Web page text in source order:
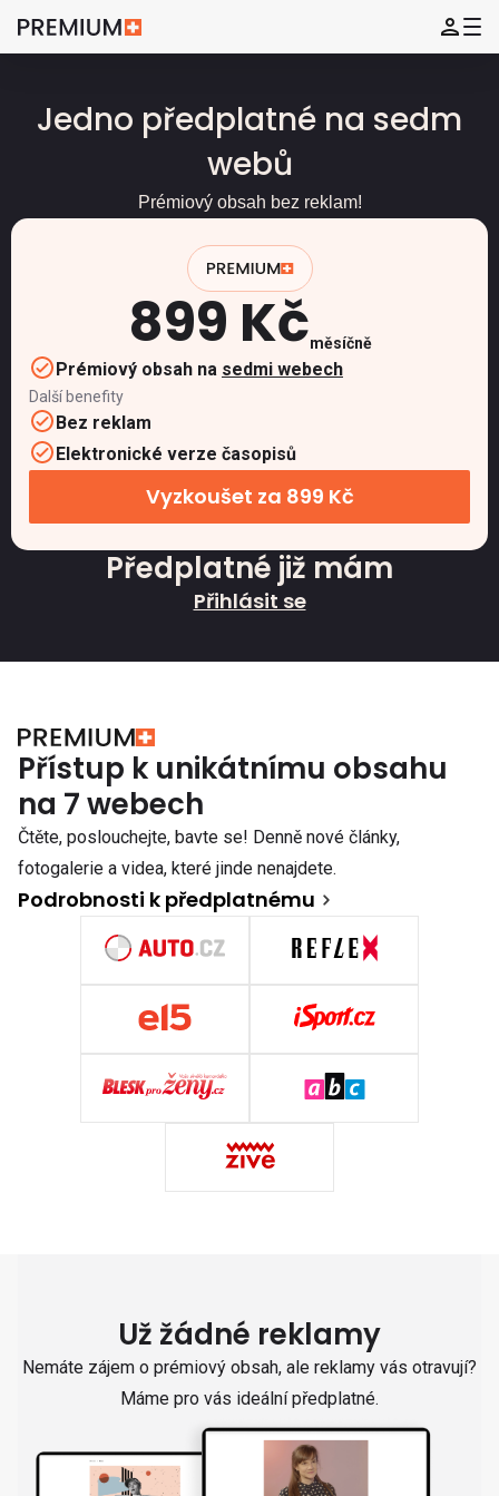
Jedno předplatné na sedm
webů
Prémiový obsah bez reklam!
899 Kčměsíčně
Prémiový obsah na sedmi webech
Další benefity
Bez reklam
Elektronické verze časopisů
Vyzkoušet za 899 Kč
Předplatné již mám
Přihlásit se
Přístup k unikátnímu obsahu
na 7 webech
Čtěte, poslouchejte, bavte se! Denně nové články,
fotogalerie a videa, které jinde nenajdete.
Podrobnosti k předplatnému
Už žádné reklamy
Nemáte zájem o prémiový obsah, ale reklamy vás otravují?
Máme pro vás ideální předplatné.